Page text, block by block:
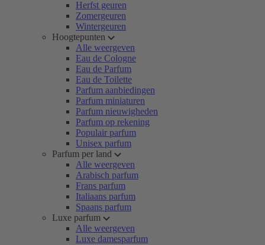
Herfst geuren
Zomergeuren
Wintergeuren
Hoogtepunten
Alle weergeven
Eau de Cologne
Eau de Parfum
Eau de Toilette
Parfum aanbiedingen
Parfum miniaturen
Parfum nieuwigheden
Parfum op rekening
Populair parfum
Unisex parfum
Parfum per land
Alle weergeven
Arabisch parfum
Frans parfum
Italiaans parfum
Spaans parfum
Luxe parfum
Alle weergeven
Luxe damesparfum